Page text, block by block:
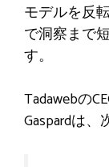
モデルを反
で洞察まで
す。
Tadawebの
Gaspardは、